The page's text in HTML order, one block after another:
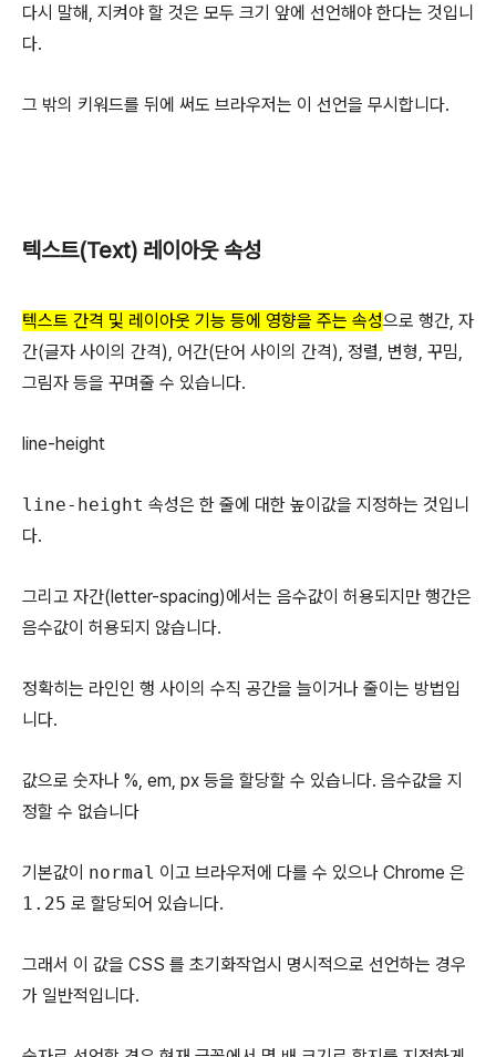
다시 말해, 지켜야 할 것은 모두 크기 앞에 선언해야 한다는 것입니
다.
그 밖의 키워드를 뒤에 써도 브라우저는 이 선언을 무시합니다.
텍스트(Text) 레이아웃 속성
텍스트 간격 및 레이아웃 기능 등에 영향을 주는 속성으로 행간, 자
간(글자 사이의 간격), 어간(단어 사이의 간격), 정렬, 변형, 꾸밈,
그림자 등을 꾸며줄 수 있습니다.
line-height
line-height 속성은 한 줄에 대한 높이값을 지정하는 것입니
다.
그리고 자간(letter-spacing)에서는 음수값이 허용되지만 행간은
음수값이 허용되지 않습니다.
정확히는 라인인 행 사이의 수직 공간을 늘이거나 줄이는 방법입
니다.
값으로 숫자나 %, em, px 등을 할당할 수 있습니다. 음수값을 지
정할 수 없습니다
기본값이 normal 이고 브라우저에 다를 수 있으나 Chrome 은
1.25 로 할당되어 있습니다.
그래서 이 값을 CSS 를 초기화작업시 명시적으로 선언하는 경우
가 일반적입니다.